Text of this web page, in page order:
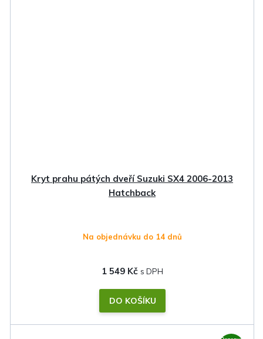
Kryt prahu pátých dveří Suzuki SX4 2006-2013
Hatchback
Na objednávku do 14 dnů
1 549 Kč
DO KOŠÍKU